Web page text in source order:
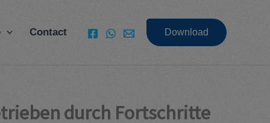
Contact Download
durch Fortschritte